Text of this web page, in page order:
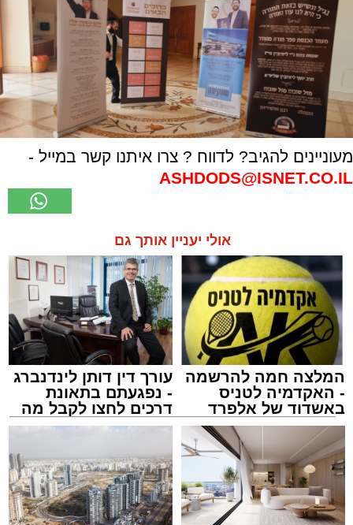
מעוניינים להגיב? לדווח ? צרו איתנו קשר במייל -
ASHDODS@ISNET.CO.IL
אולי יעניין אותך גם
המלצה חמה להרשמה
- האקדמיה לטניס
באשדוד של אלפרד
קריאולנסקי - לילדים
עורך דין דותן לינדנברג
- נפגעתם בתאונת
דרכים לחצו לקבל מה
שמגיע לכם